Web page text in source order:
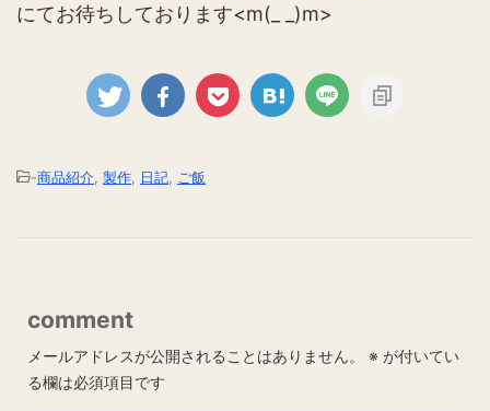
にてお待ちしております<m(_ _)m>
-商品紹介 製作 日記 ご飯
comment
メールアドレスが公開されることはありません。 ※ が付いてい
る欄は必須項目です